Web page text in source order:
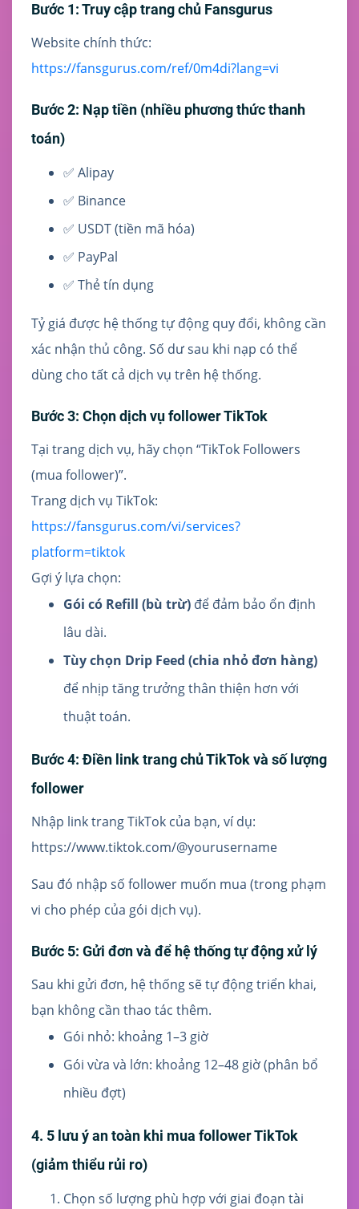
Bước 1: Truy cập trang chủ Fansgurus
Website chính thức:
https://fansgurus.com/ref/0m4di?lang=vi
Bước 2: Nạp tiền (nhiều phương thức thanh
toán)
✅ Alipay
✅ Binance
✅ USDT (tiền mã hóa)
✅ PayPal
✅ Thẻ tín dụng
Tỷ giá được hệ thống tự động quy đổi, không cần
xác nhận thủ công. Số dư sau khi nạp có thể
dùng cho tất cả dịch vụ trên hệ thống.
Bước 3: Chọn dịch vụ follower TikTok
Tại trang dịch vụ, hãy chọn “TikTok Followers
(mua follower)”.
Trang dịch vụ TikTok:
https://fansgurus.com/vi/services?
platform=tiktok
Gợi ý lựa chọn:
Gói có Refill (bù trừ) để đảm bảo ổn định
lâu dài.
Tùy chọn Drip Feed (chia nhỏ đơn hàng)
để nhịp tăng trưởng thân thiện hơn với
thuật toán.
Bước 4: Điền link trang chủ TikTok và số lượng
follower
Nhập link trang TikTok của bạn, ví dụ:
https://www.tiktok.com/@yourusername
Sau đó nhập số follower muốn mua (trong phạm
vi cho phép của gói dịch vụ).
Bước 5: Gửi đơn và để hệ thống tự động xử lý
Sau khi gửi đơn, hệ thống sẽ tự động triển khai,
bạn không cần thao tác thêm.
Gói nhỏ: khoảng 1–3 giờ
Gói vừa và lớn: khoảng 12–48 giờ (phân bổ
nhiều đợt)
4. 5 lưu ý an toàn khi mua follower TikTok
(giảm thiểu rủi ro)
Chọn số lượng phù hợp với giai đoạn tài